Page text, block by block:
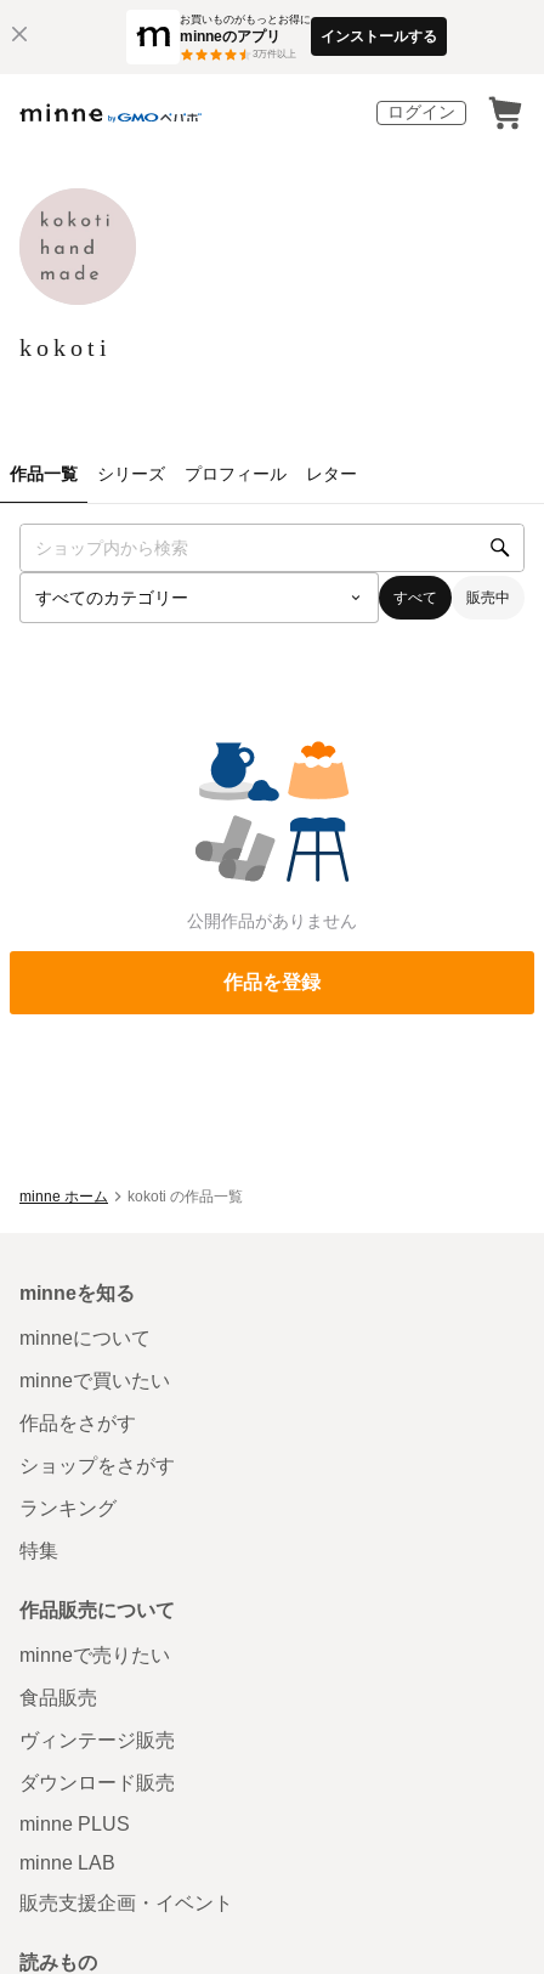
お買いものがもっとお得に
minneのアプリ
3万件以上
インストールする
ログイン
kokoti
作品一覧 シリーズ プロフィール レター
すべて 販売中
公開作品がありません
作品を登録
minne ホーム kokoti の作品一覧
minneを知る
minneについて
minneで買いたい
作品をさがす
ショップをさがす
ランキング
特集
作品販売について
minneで売りたい
食品販売
ヴィンテージ販売
ダウンロード販売
minne PLUS
minne LAB
販売支援企画・イベント
読みもの